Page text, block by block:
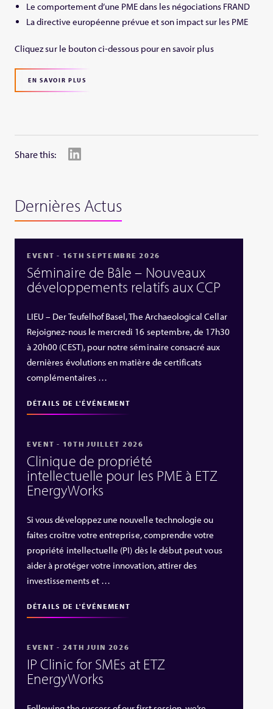
Le comportement d’une PME dans les négociations FRAND
La directive européenne prévue et son impact sur les PME
Cliquez sur le bouton ci-dessous pour en savoir plus
EN SAVOIR PLUS
Share this:
Dernières Actus
EVENT - 16TH SEPTEMBRE 2026
Séminaire de Bâle – Nouveaux
développements relatifs aux CCP
LIEU – Der Teufelhof Basel, The Archaeological Cellar
Rejoignez-nous le mercredi 16 septembre, de 17h30
à 20h00 (CEST), pour notre séminaire consacré aux
dernières évolutions en matière de certificats
complémentaires …
DÉTAILS DE L'ÉVÉNEMENT
EVENT - 10TH JUILLET 2026
Clinique de propriété
intellectuelle pour les PME à ETZ
EnergyWorks
Si vous développez une nouvelle technologie ou
faites croître votre entreprise, comprendre votre
propriété intellectuelle (PI) dès le début peut vous
aider à protéger votre innovation, attirer des
investissements et …
DÉTAILS DE L'ÉVÉNEMENT
EVENT - 24TH JUIN 2026
IP Clinic for SMEs at ETZ
EnergyWorks